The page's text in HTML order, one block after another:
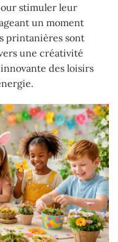
stimuler leur
un moment
printanières sont
une créativité
des loisirs